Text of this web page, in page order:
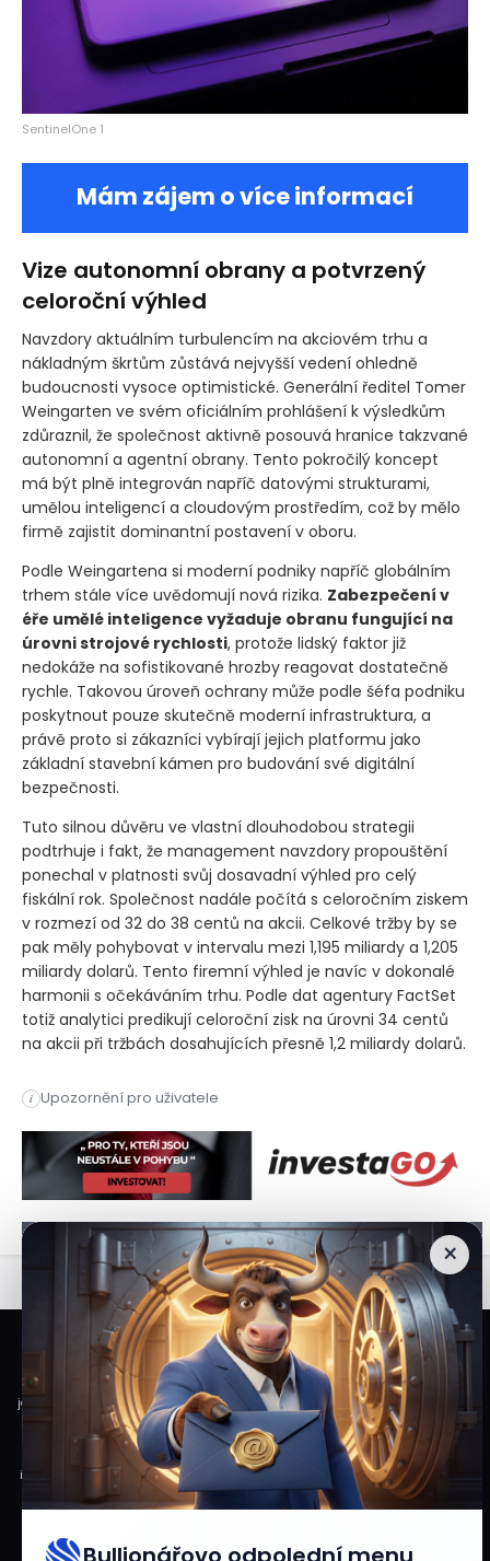
SentinelOne 1
Mám zájem o více informací
Vize autonomní obrany a potvrzený
celoroční výhled
Navzdory aktuálním turbulencím na akciovém trhu a
nákladným škrtům zůstává nejvyšší vedení ohledně
budoucnosti vysoce optimistické. Generální ředitel Tomer
Weingarten ve svém oficiálním prohlášení k výsledkům
zdůraznil, že společnost aktivně posouvá hranice takzvané
autonomní a agentní obrany. Tento pokročilý koncept
má být plně integrován napříč datovými strukturami,
umělou inteligencí a cloudovým prostředím, což by mělo
firmě zajistit dominantní postavení v oboru.
Podle Weingartena si moderní podniky napříč globálním
trhem stále více uvědomují nová rizika. Zabezpečení v
éře umělé inteligence vyžaduje obranu fungující na
úrovni strojové rychlosti , protože lidský faktor již
nedokáže na sofistikované hrozby reagovat dostatečně
rychle. Takovou úroveň ochrany může podle šéfa podniku
poskytnout pouze skutečně moderní infrastruktura, a
právě proto si zákazníci vybírají jejich platformu jako
základní stavební kámen pro budování své digitální
bezpečnosti.
Tuto silnou důvěru ve vlastní dlouhodobou strategii
podtrhuje i fakt, že management navzdory propouštění
ponechal v platnosti svůj dosavadní výhled pro celý
fiskální rok. Společnost nadále počítá s celoročním ziskem
v rozmezí od 32 do 38 centů na akcii. Celkové tržby by se
pak měly pohybovat v intervalu mezi 1,195 miliardy a 1,205
miliardy dolarů. Tento firemní výhled je navíc v dokonalé
harmonii s očekáváním trhu. Podle dat agentury FactSet
totiž analytici predikují celoroční zisk na úrovni 34 centů
i Upozornění pro uživatele
Akcie kyberbezpečnostní společnosti propadly v
×
Veškeré informace a materiály zveřejněné na internetových stránkách
Burzovního Světa vycházejí z veřejně dostupných a důvěryhodných zdrojů. Při
jejich zpracování je postupováno s odbornou péčí a cílem poskytovat čtenářům
objektivní, aktuální a srozumitelné informace. Obsah internetových stránek
slouží výhradně k informačním a vzdělávacím účelům. Nepředstavuje
individuální investiční doporučení, investiční poradenství ani nabídku či výzvu
ke koupi nebo prodeji konkrétních finančních nástrojů. Veškeré názory, odhady,